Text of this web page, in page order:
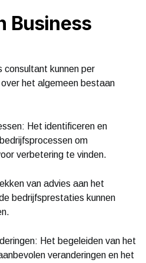
Business
consultant kunnen per
het algemeen bestaan
Het identificeren en
om
verbetering te vinden.
van advies aan het
bedrijfsprestaties kunnen
Het begeleiden van het
veranderingen en het